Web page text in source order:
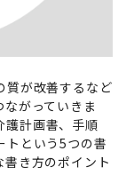
質が改善するなど
がっていきま
護計画書、手順
トという5つの書
き方のポイント